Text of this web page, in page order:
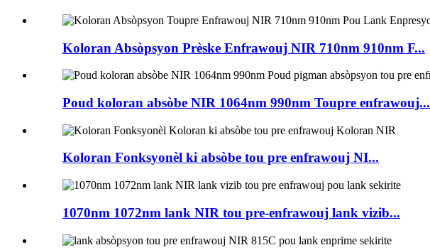
Koloran Absòpsyon Prèske Enfrawouj NIR 710nm 910nm F...
Poud koloran absòbe NIR 1064nm 990nm Toupre enfrawouj...
Koloran Fonksyonèl ki absòbe tou pre enfrawouj NI...
1070nm 1072nm lank NIR tou pre-enfrawouj lank vizib...